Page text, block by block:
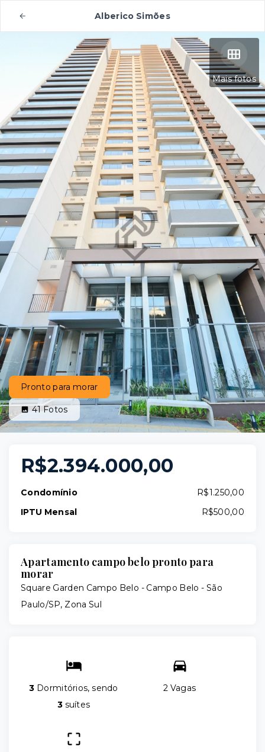
Alberico Simões
Mais fotos
Pronto para morar
41Fotos
R$2.394.000,00
Condomínio
R$1.250,00
IPTU Mensal
R$500,00
Apartamento campo belo pronto para
morar
Square Garden Campo Belo - Campo Belo - São
Paulo/SP, Zona Sul
3 Dormitórios, sendo
3suítes
2 Vagas